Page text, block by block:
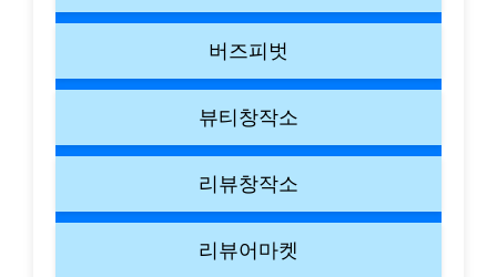
버즈피벗
뷰티창작소
리뷰창작소
리뷰어마켓